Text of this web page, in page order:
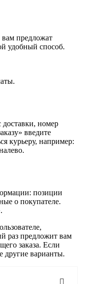
вам предложат
удобный способ.
номер
введите
курьеру, например:
позиции
о покупателе.
раз предложит вам
заказа. Если
другие варианты.